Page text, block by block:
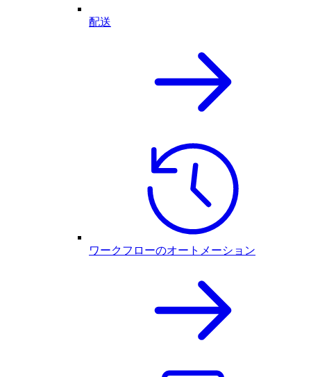
配送
ワークフローのオートメーション